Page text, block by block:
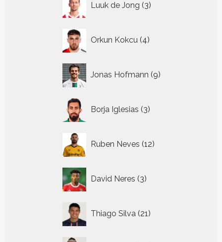
Luuk de Jong 3
producten
Orkun Kokcu 4
producten
Jonas Hofmann 9
producten
Borja Iglesias 3
producten
Ruben Neves 12
producten
David Neres 3
producten
Thiago Silva 21
producten